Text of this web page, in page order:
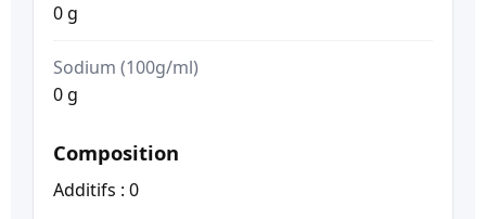
0 g
Sodium (100g/ml)
0 g
Composition
Additifs : 0